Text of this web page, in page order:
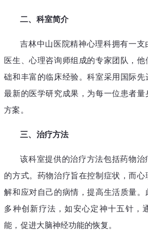
二、科室简介
吉林中山医院精神心理科拥有一
医生、心理咨询师组成的专家团队，
础和丰富的临床经验。科室采用国际
最新的医学研究成果，为每一位患者
方案。
三、治疗方法
该科室提供的治疗方法包括药物
的方式。药物治疗旨在控制症状，而
解和应对自己的病情，提高生活质量
多种创新疗法，如安心定神十五针，
能，促进大脑神经功能的恢复。